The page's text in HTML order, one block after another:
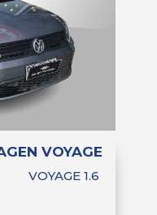
VOYAGE
VOYAGE 1.6